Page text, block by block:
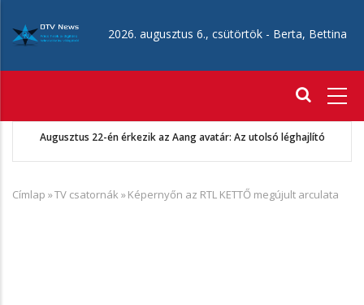
tartalomra
2026. augusztus 6., csütörtök - Berta, Bettina
Augusztus 22-én érkezik az Aang avatár: Az utolsó léghajlító
Morzsa
Címlap »TV csatornák »Képernyőn az RTL KETTŐ megújult arculata